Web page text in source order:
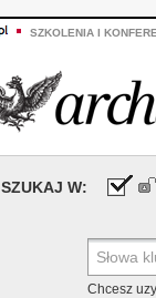
SZKOLENIA I
SZUKAJ W:
Chcesz